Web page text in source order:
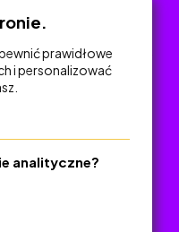
prawidłowe
i personalizować
analityczne?